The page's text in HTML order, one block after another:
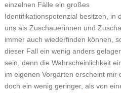
einzelnen Fälle ein großes
Identifikationspotenzial besitzen, in
uns als Zuschauerinnen und
immer auch wiederfinden können,
dieser Fall ein wenig anders
sein, denn die Wahrscheinlichkeit
im eigenen Vorgarten erscheint mir
doch ein wenig geringer, als von